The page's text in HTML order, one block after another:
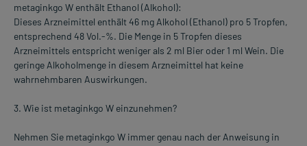
metaginkgo W enthält Ethanol (Alkohol):
Dieses Arzneimittel enthält 46 mg Alkohol (Ethanol) pro 5 Tropfen,
entsprechend 48 Vol.-%. Die Menge in 5 Tropfen dieses
Arzneimittels entspricht weniger als 2 ml Bier oder 1 ml Wein. Die
geringe Alkoholmenge in diesem Arzneimittel hat keine
wahrnehmbaren Auswirkungen.
3. Wie ist metaginkgo W einzunehmen?
Nehmen Sie metaginkgo W immer genau nach der Anweisung in